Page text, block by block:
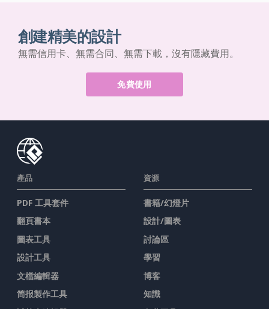
創建精美的設計
無需信用卡、無需合同、無需下載，沒有隱藏費用。
免費使用
產品
PDF 工具套件
翻頁書本
圖表工具
設計工具
文檔編輯器
简报製作工具
資源
書籍/幻燈片
設計/圖表
討論區
學習
博客
知識